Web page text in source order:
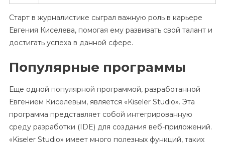
Старт в журналистике сыграл важную роль в карьере
Евгения Киселева, помогая ему развивать свой талант и
достигать успеха в данной сфере.
Популярные программы
Еще одной популярной программой, разработанной
Евгением Киселевым, является «Kiseler Studio». Эта
программа представляет собой интегрированную
среду разработки (IDE) для создания веб-приложений.
«Kiseler Studio» имеет много полезных функций, таких